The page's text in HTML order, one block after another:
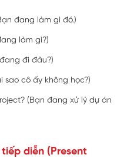
đang làm gì đó.)
làm gì?)
đi đâu?)
sao cô ấy không học?)
(Bạn đang xử lý dự án
diễn (Present